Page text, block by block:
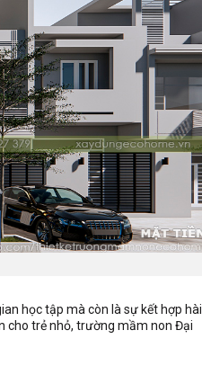
học tập mà còn là sự kết hợp hài
cho trẻ nhỏ, trường mầm non Đại